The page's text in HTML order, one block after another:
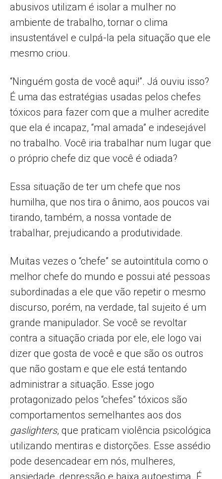
abusivos utilizam é isolar a mulher no
ambiente de trabalho, tornar o clima
insustentável e culpá-la pela situação que ele
mesmo criou.
“Ninguém gosta de você aqui!”. Já ouviu isso?
É uma das estratégias usadas pelos chefes
tóxicos para fazer com que a mulher acredite
que ela é incapaz, “mal amada” e indesejável
no trabalho. Você iria trabalhar num lugar que
o próprio chefe diz que você é odiada?
Essa situação de ter um chefe que nos
humilha, que nos tira o ânimo, aos poucos vai
tirando, também, a nossa vontade de
trabalhar, prejudicando a produtividade.
Muitas vezes o “chefe” se autointitula como o
melhor chefe do mundo e possui até pessoas
subordinadas a ele que vão repetir o mesmo
discurso, porém, na verdade, tal sujeito é um
grande manipulador. Se você se revoltar
contra a situação criada por ele, ele logo vai
dizer que gosta de você e que são os outros
que não gostam e que ele está tentando
administrar a situação. Esse jogo
protagonizado pelos “chefes” tóxicos são
comportamentos semelhantes aos dos
gaslighters, que praticam violência psicológica
utilizando mentiras e distorções. Esse assédio
pode desencadear em nós, mulheres,
ansiedade, depressão e baixa autoestima. É